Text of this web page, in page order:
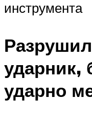
инструмента
ударник,
ударно